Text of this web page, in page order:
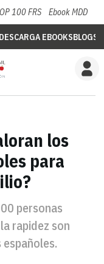
100 FRS Ebook MDD
DESCARGA EBOOKSBLOGS
los
para
personas
rapidez son